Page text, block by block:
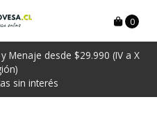
Menaje desde $29.990 (IV a X
sin interés
0